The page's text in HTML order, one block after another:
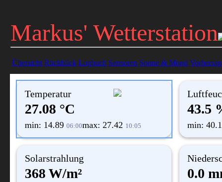
Markus' Wetterstation
Übersicht Rückblick Logbuch Sensoren Sonne & Mond
Temperatur
27.08 °C
min: 14.89 06:00max: 27.42 10:05
43.5
min:
Solarstrahlung
368 W/m² 0.0